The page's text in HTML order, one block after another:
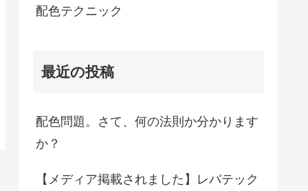
配色テクニック
最近の投稿
配色問題。さて、何の法則か分かります
か？
【メディア掲載されました】レバテック